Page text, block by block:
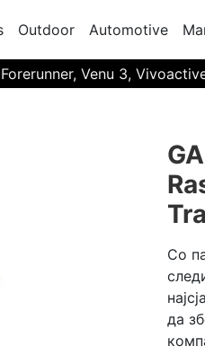
Outdoor Automotive
Venu 3,
Со
да